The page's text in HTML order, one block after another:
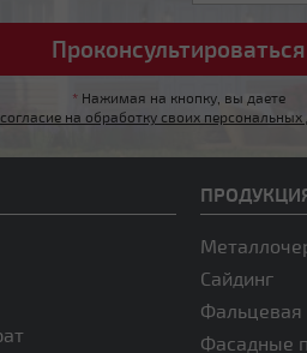
*Нажимая на кнопку, вы даете
согласие на обработку своих
Сайдинг
Фальцевая
Фасадные